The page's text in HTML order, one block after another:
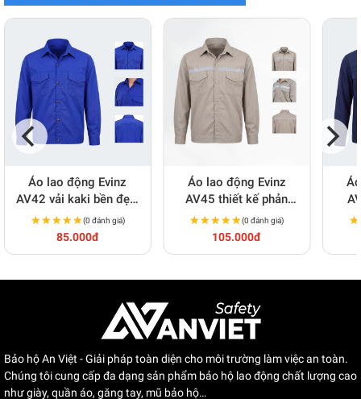
Áo lao động Evinz
AV42 vải kaki bền đẹp,
thoáng mát
★★★★★
★★★★★(0 đánh giá)
85.000đ
Áo lao động Evinz
AV45 thiết kế phản
quang, bền màu, an
toàn
★★★★★
★★★★★(0 đánh giá)
105.000đ
Bảo hộ An Việt - Giải pháp toàn diện cho môi trường làm việc an toàn.
Chúng tôi cung cấp đa dạng sản phẩm bảo hộ lao động chất lượng cao
như giày, quần áo, găng tay, mũ bảo hộ…